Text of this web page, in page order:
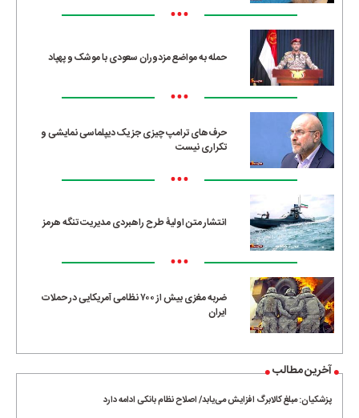
•••
حمله به مواضع مزدوران سعودی با موشک و پهپاد
•••
حرف‌های ترامپ چیزی جز یک دیپلماسی نمایشی و
تکراری نیست
•••
انتشار متن اولیۀ طرح راهبردی مدیریت تنگه هرمز
•••
ضربه مغزی بیش از ۷۰۰ نظامی آمریکایی در حملات
ایران
آخرین مطالب
پزشکیان: مبلغ کالابرگ افزایش می‌یابد/ اصلاح نظام بانکی ادامه دارد